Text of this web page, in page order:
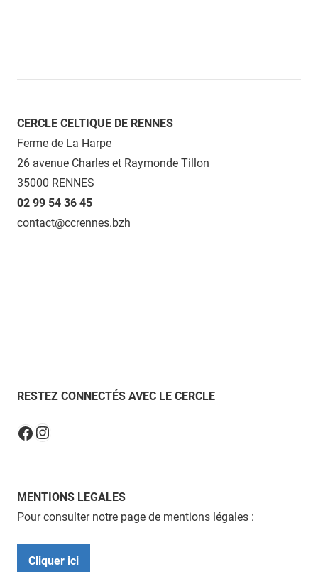
CERCLE CELTIQUE DE RENNES
Ferme de La Harpe
26 avenue Charles et Raymonde Tillon
35000 RENNES
02 99 54 36 45
contact@ccrennes.bzh
RESTEZ CONNECTÉS AVEC LE CERCLE
Facebook
Instagram
MENTIONS LEGALES
Pour consulter notre page de mentions légales :
Cliquer ici